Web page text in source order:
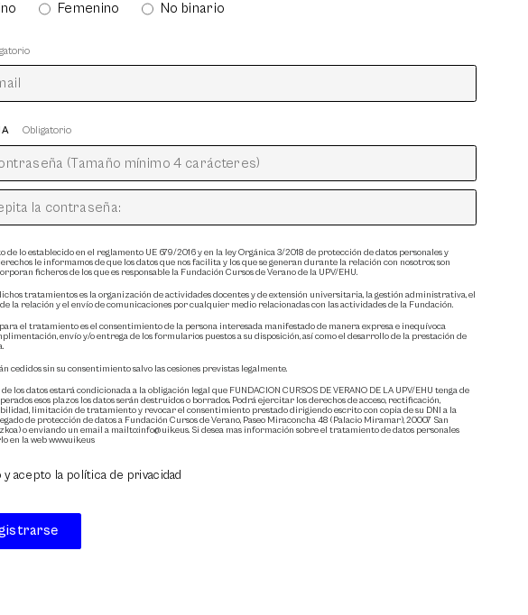
Femenino No binario
Obligatorio
de lo establecido en el reglamento UE 679/2016 y en la ley Orgánica 3/2018 de protección de datos personales y
le informamos de que los datos que nos facilita y los que se generan durante la relación con nosotros; son
ficheros de los que es responsable la Fundación Cursos de Verano de la UPV/EHU.
tratamientos es la organización de actividades docentes y de extensión universitaria, la gestión administrativa, el
la relación y el envío de comunicaciones por cualquier medio relacionadas con las actividades de la Fundación.
el tratamiento es el consentimiento de la persona interesada manifestado de manera expresa e inequívoca
envío y/o entrega de los formularios puestos a su disposición, así como el desarrollo de la prestación de
cedidos sin su consentimiento salvo las cesiones previstas legalmente.
los datos estará condicionada a la obligación legal que FUNDACION CURSOS DE VERANO DE LA UPV/EHU tenga de
esos plazos los datos serán destruidos o borrados. Podrá ejercitar los derechos de acceso, rectificación,
limitación de tratamiento y revocar el consentimiento prestado dirigiendo escrito con copia de su DNI a la
de protección de datos a Fundación Cursos de Verano, Paseo Miraconcha 48 (Palacio Miramar), 20007 San
o enviando un email a mailto:info@uik.eus. Si desea mas información sobre el tratamiento de datos personales
en la web www.uik.eus
y acepto la política de privacidad